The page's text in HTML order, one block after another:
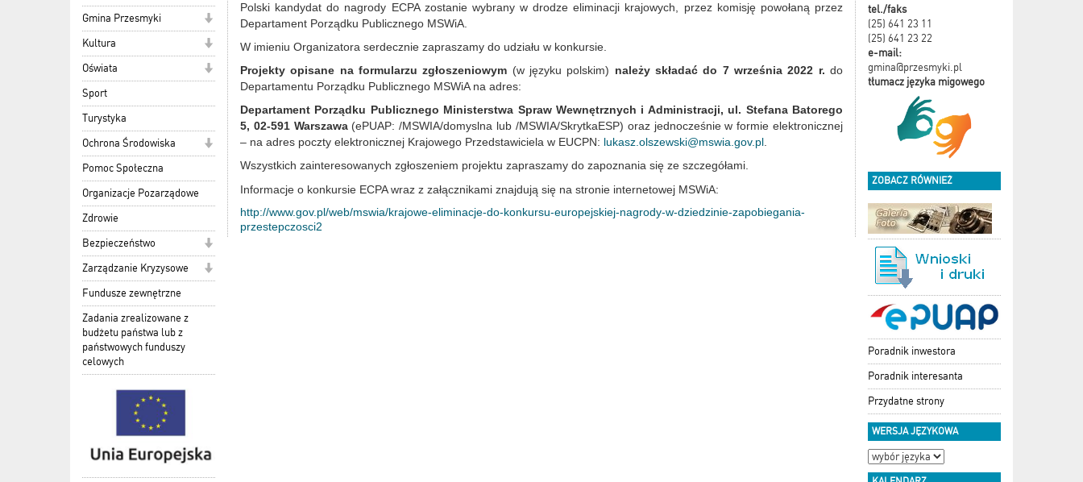
Gmina Przesmyki
Kultura
Oświata
Sport
Turystyka
Ochrona Środowiska
Pomoc Społeczna
Organizacje Pozarządowe
Zdrowie
Bezpieczeństwo
Zarządzanie Kryzysowe
Fundusze zewnętrzne
Zadania zrealizowane z
budżetu państwa lub z
państwowych funduszy
celowych
Polski kandydat do nagrody ECPA zostanie wybrany w drodze eliminacji krajowych, przez komisję powołaną przez
Departament Porządku Publicznego MSWiA.
W imieniu Organizatora serdecznie zapraszamy do udziału w konkursie.
Projekty opisane na formularzu zgłoszeniowym (w języku polskim) należy składać do 7 września 2022 r. do
Departamentu Porządku Publicznego MSWiA na adres:
Departament Porządku Publicznego Ministerstwa Spraw Wewnętrznych i Administracji, ul. Stefana Batorego
5, 02-591 Warszawa(ePUAP: /MSWIA/domyslna lub /MSWIA/SkrytkaESP) oraz jednocześnie w formie elektronicznej
– na adres poczty elektronicznej Krajowego Przedstawiciela w EUCPN: lukasz.olszewski@mswia.gov.pl
Wszystkich zainteresowanych zgłoszeniem projektu zapraszamy do zapoznania się ze szczegółami.
Informacje o konkursie ECPA wraz z załącznikami znajdują się na stronie internetowej MSWiA:
http://www.gov.pl/web/mswia/krajowe-eliminacje-do-konkursu-europejskiej-nagrody-w-dziedzinie-zapobiegania-
przestepczosci2
tel./faks
(25) 641 23 11
(25) 641 23 22
e-mail:
gmina@przesmyki.pl
tłumacz języka migowego
ZOBACZ RÓWNIEŻ
Poradnik inwestora
Poradnik interesanta
Przydatne strony
WERSJA JĘZYKOWA